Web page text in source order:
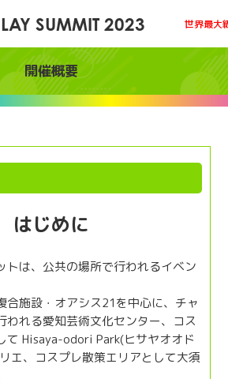
SUMMIT 2023 世界最大
開催概要
はじめに
トは、公共の場所で行われるイベン
合施設・オアシス21を中心に、チャ
われる愛知芸術文化センター、コス
て Hisaya-odori Park(ヒサヤオオド
エ、コスプレ散策エリアとして大須